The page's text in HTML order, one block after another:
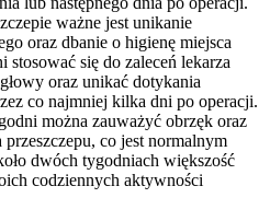
ważne jest unikanie
oraz dbanie o higienę miejsca
się do zaleceń lekarza
oraz unikać dotykania
co najmniej kilka dni po operacji.
można zauważyć obrzęk oraz
co jest normalnym
dwóch tygodniach większość
codziennych aktywności